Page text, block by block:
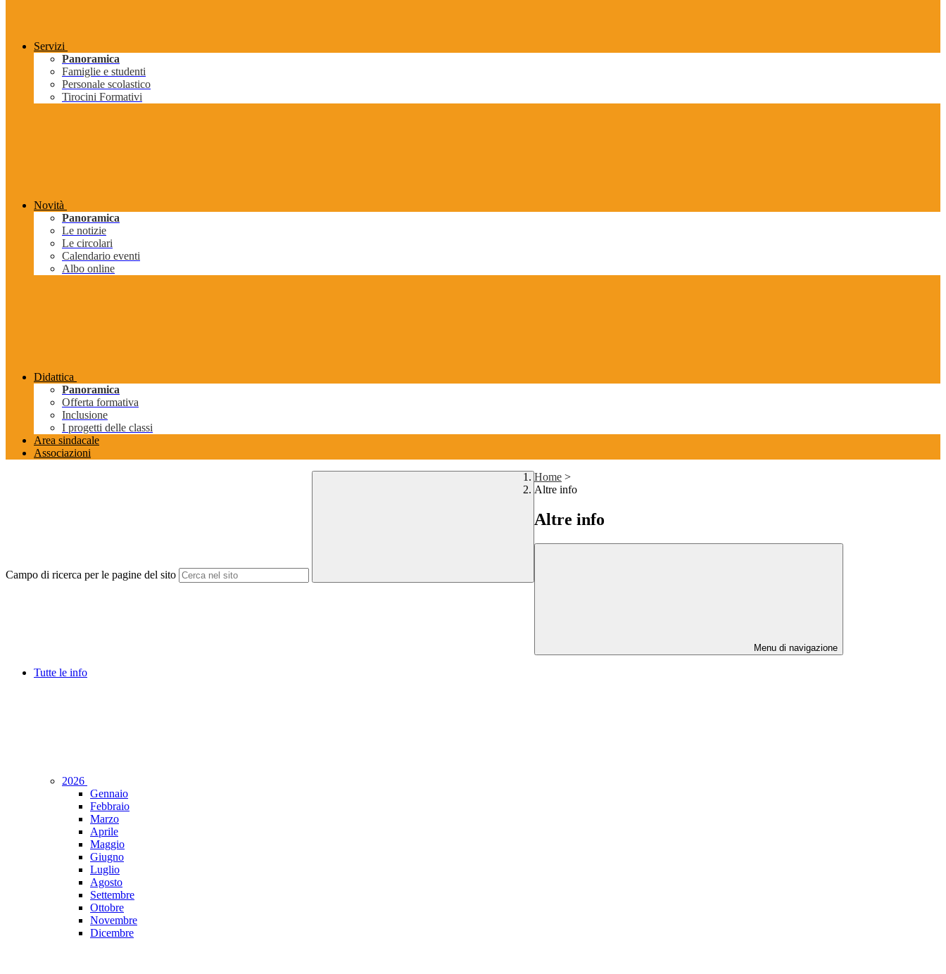
Servizi
Panoramica
Famiglie e studenti
Personale scolastico
Tirocini Formativi
Novità
Panoramica
Le notizie
Le circolari
Calendario eventi
Albo online
Didattica
Panoramica
Offerta formativa
Inclusione
I progetti delle classi
Area sindacale
Associazioni
Campo di ricerca per le pagine del sito
Home >
Altre info
Altre info
Menu di navigazione
Tutte le info
2026
Gennaio
Febbraio
Marzo
Aprile
Maggio
Giugno
Luglio
Agosto
Settembre
Ottobre
Novembre
Dicembre